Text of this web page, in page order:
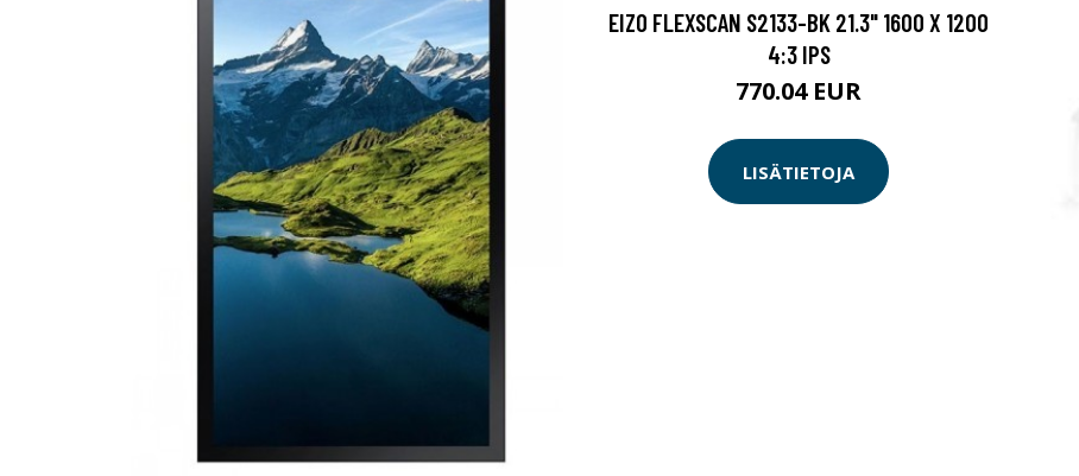
EIZO FLEXSCAN S2133-BK 21.3" 1600 X 1200
4:3 IPS
770.04 EUR
LISÄTIETOJA